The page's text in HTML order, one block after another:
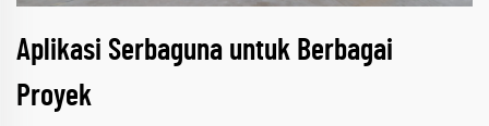
Aplikasi Serbaguna untuk Berbagai
Proyek